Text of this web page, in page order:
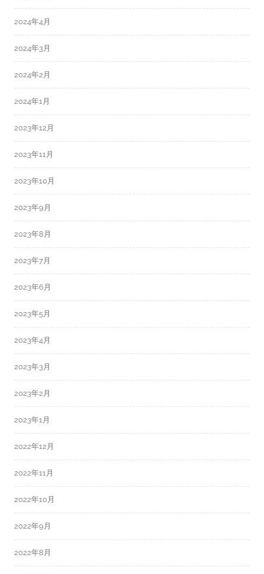
2024年4月
2024年3月
2024年2月
2024年1月
2023年12月
2023年11月
2023年10月
2023年9月
2023年8月
2023年7月
2023年6月
2023年5月
2023年4月
2023年3月
2023年2月
2023年1月
2022年12月
2022年11月
2022年10月
2022年9月
2022年8月